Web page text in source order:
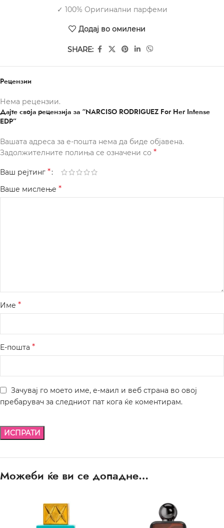
✓ 100% Оригинални парфеми
Додај во омилени
SHARE:
Рецензии
Нема рецензии.
Дајте своја рецензија за “NARCISO RODRIGUEZ For Her Intense
EDP”
Вашата адреса за е-пошта нема да биде објавена.
Задолжителните полиња се означени со *
Ваш рејтинг *
Ваше мислење *
Име *
Е-пошта *
Зачувај го моето име, е-маил и веб страна во овој
пребарувач за следниот пат кога ќе коментирам.
Можеби ќе ви се допадне…